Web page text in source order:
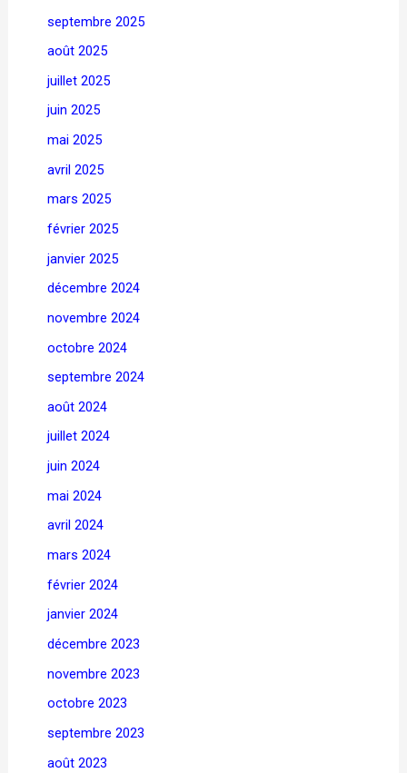
septembre 2025
août 2025
juillet 2025
juin 2025
mai 2025
avril 2025
mars 2025
février 2025
janvier 2025
décembre 2024
novembre 2024
octobre 2024
septembre 2024
août 2024
juillet 2024
juin 2024
mai 2024
avril 2024
mars 2024
février 2024
janvier 2024
décembre 2023
novembre 2023
octobre 2023
septembre 2023
août 2023